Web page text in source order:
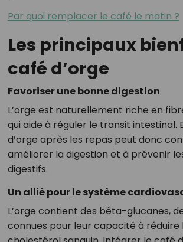
Par quoi remplacer le café le matin ?
Les principaux
café d’orge
Favoriser une bonne digestion
L’orge est naturellement riche en
qui aide à réguler le transit intestinal.
d’orge après les repas peut donc
améliorer la digestion et à prévenir
digestifs.
Un allié pour le système
L’orge contient des bêta-glucanes,
connues pour leur capacité à réduire